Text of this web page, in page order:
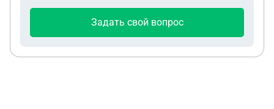
Задать свой вопрос